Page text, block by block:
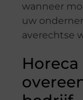
wanneer
uw
averechtse